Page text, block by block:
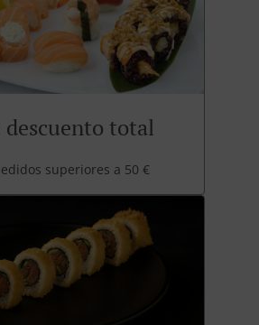
descuento total
superiores a 50 €